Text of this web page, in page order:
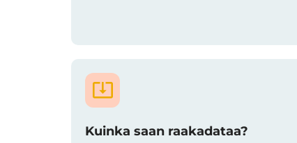
Kuinka saan raakadataa?